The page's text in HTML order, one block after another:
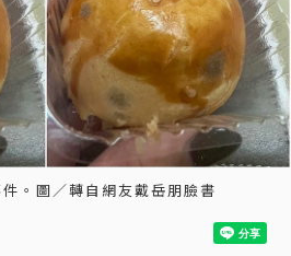
。圖／轉自網友戴岳朋臉書